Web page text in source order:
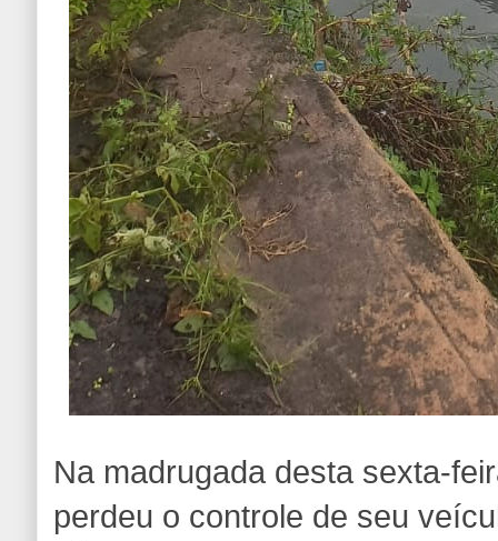
Na madrugada desta sexta-
perdeu o controle de seu